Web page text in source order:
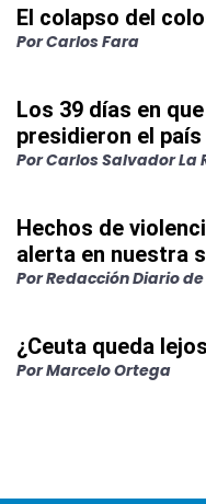
El colapso del
PorCarlos Fara
Los 39 días en
presidieron el país
PorCarlos Salvador La
Hechos de
alerta en nuestra
PorRedacción Diario
¿Ceuta queda
PorMarcelo Ortega